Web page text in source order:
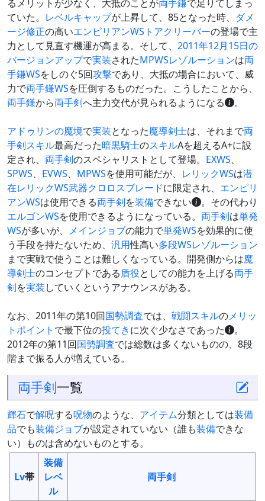
るメリットが少なく、大抵のことが両手鎌で足りてしまっ
ていた。 レベルキャップが上昇して、85となった時、 ダメ
ージ修正の高いエンピリアンWS トアクリーバーの登場で主
力として見直す機運が高まる。そして、 2011年12月15日の
バージョンアップで実装されたMPWSレゾルーションは両
手鎌WSをしのぐ5回攻撃であり、大抵の場合において、威
力で両手鎌WSを圧倒するものだった。こうしたことから、
両手鎌から両手剣へ主力交代が見られるようになる 。
アドゥリンの魔境で実装となった魔導剣士は、それまで両
手剣スキル最高だった暗黒騎士のスキルAを超えるA+に設
定され、 両手剣のスペシャリストとして登場。 EXWS、
SPWS、 EVWS、 MPWSを使用可能だが、 レリックWSは潜
在レリックWS武器クロロスブレードに限定され、 エンピリ
アンWSは使用できる両手剣を装備できない
。その代わり
エルゴンWSを使用できるようになっている。 両手剣は単発
WSが多いが、 メインジョブの能力で単発WSを効果的に使
う手段を持たないため、 汎用性高い多段WSレゾルーション
まで実戦で使うことは難しくなっている。開発側からは魔
導剣士のコンセプトである盾役としての能力を上げる両手
剣を実装していくというアナウンスがある。
なお、2011年の第10回国勢調査では、 戦闘スキルのメリッ
トポイント で最下位の投てきに次ぐ少なさであった
。
2012年の第11回国勢調査では総数は多くないものの、8段
階まで振る人が増えている。
両手剣一覧
輝石で解呪する呪物のような、 アイテム分類としては装備
品でも装備ジョブが設定されていない（誰も装備できな
い）ものは含めないものとする。
Lv帯
装備
レベ
ル
両手剣